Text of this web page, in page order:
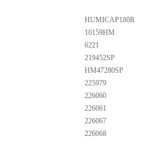
HUMICAP180R
10159HM
6221
219452SP
HM47280SP
225979
226060
226061
226067
226068